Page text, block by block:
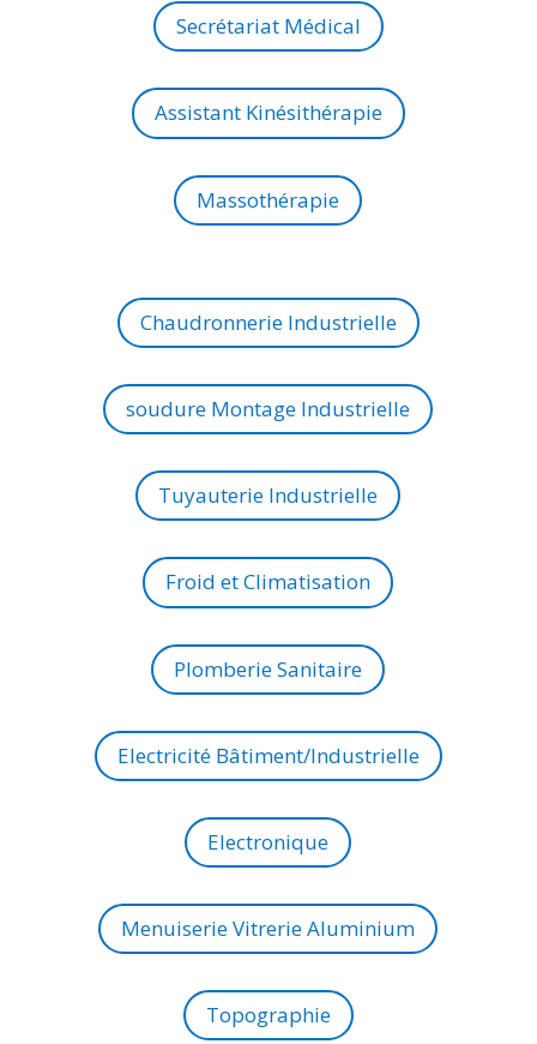
Secrétariat Médical
Assistant Kinésithérapie
Massothérapie
Chaudronnerie Industrielle
soudure Montage Industrielle
Tuyauterie Industrielle
Froid et Climatisation
Plomberie Sanitaire
Electricité Bâtiment/Industrielle
Electronique
Menuiserie Vitrerie Aluminium
Topographie